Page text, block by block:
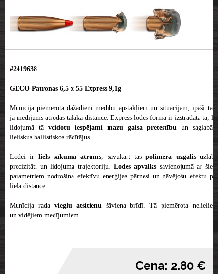
#2419638
GECO Patronas 6,5 x 55 Express 9,1g
Munīcija piemērota dažādiem medību apstākļiem un situācijām, īpaši tad,
ja medījums atrodas tālākā distancē. Express lodes forma ir izstrādāta tā, lai
lidojumā tāveidotu iespējami mazu gaisa pretestību un saglabātu
lieliskus ballistiskos rādītājus.
Lodei ir liels sākuma ātrums , savukārt tās polimēra uzgalisuzlabo
precizitāti un lidojuma trajektoriju. Lodes apvalks savienojumā ar šiem
parametriem nodrošina efektīvu enerģijas pārnesi un nāvējošu efektu pat
lielā distancē.
Munīcija rada vieglu atsitienu šāviena brīdī. Tā piemērota nelieliem
un vidējiem medījumiem.
Cena: 2.80 €